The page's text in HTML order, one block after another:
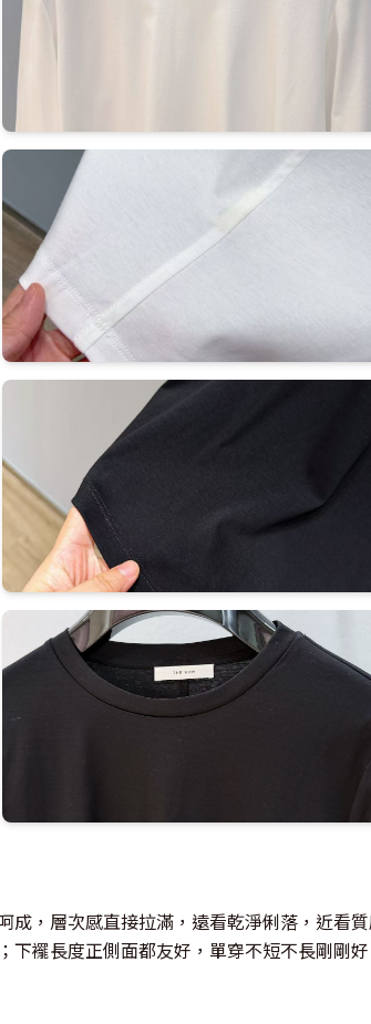
，層次感直接拉滿，遠看乾淨俐落，近看質
下襬長度正側面都友好，單穿不短不長剛剛